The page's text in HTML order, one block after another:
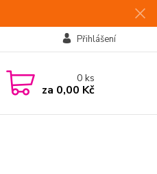
Přihlášení
0ks
za 0,00 Kč